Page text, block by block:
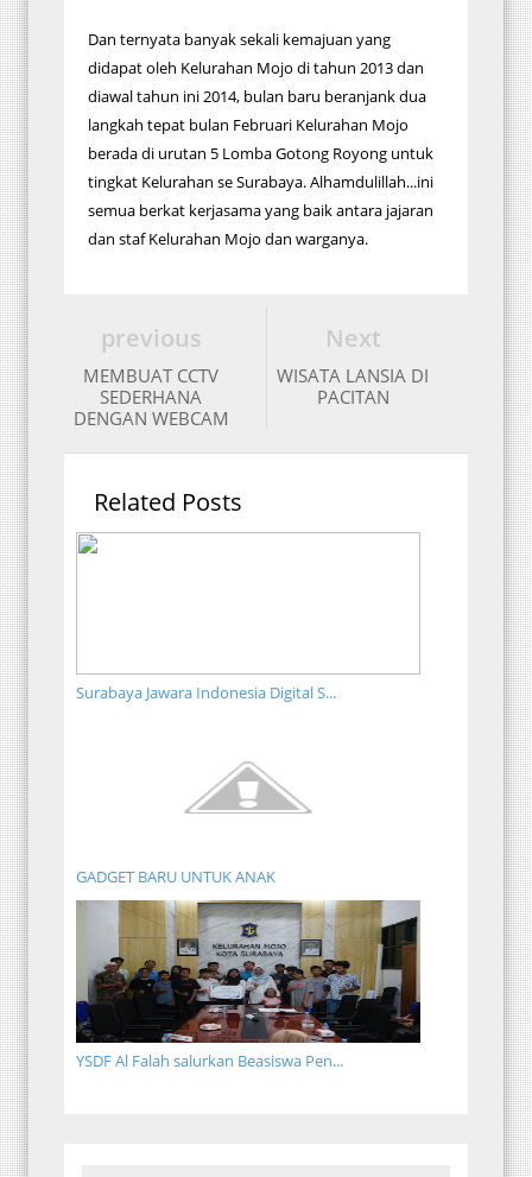
Dan ternyata banyak sekali kemajuan yang
didapat oleh Kelurahan Mojo di tahun 2013 dan
diawal tahun ini 2014, bulan baru beranjank dua
langkah tepat bulan Februari Kelurahan Mojo
berada di urutan 5 Lomba Gotong Royong untuk
tingkat Kelurahan se Surabaya. Alhamdulillah...ini
semua berkat kerjasama yang baik antara jajaran
dan staf Kelurahan Mojo dan warganya.
Next
WISATA LANSIA DI
PACITAN
previous
MEMBUAT CCTV
SEDERHANA
DENGAN WEBCAM
Related Posts
Surabaya Jawara Indonesia Digital S...
GADGET BARU UNTUK ANAK
YSDF Al Falah salurkan Beasiswa Pen...